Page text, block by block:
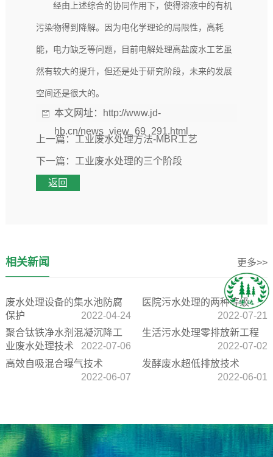
经由上述综合的协同作用下，使得溶液中的有机
污染物得到降解。 因为电化学理论的局限性，高耗
能， 电力缺乏等问题，目前电解处理高盐废水工艺虽
然有较大的提升，但还是处于研究阶段，未来的发展
空间还是很大的。
本文网址：
http://www.jd-
hb.cn/news_view_69_291.html
上一篇： 工业废水处理方法-MBR工艺
下一篇： 工业废水处理的三个阶段
返回
相关新闻 更多>>
废水处理设备的集水池防腐
保护
2022-04-24
医院污水处理的两种等级
2022-07-21
聚合钛铁净水剂混凝沉降工
业废水处理技术
2022-07-06
生活污水处理零排放新工程
2022-07-02
高效自吸混合曝气技术
2022-06-07
发酵废水超低排放技术
2022-06-01